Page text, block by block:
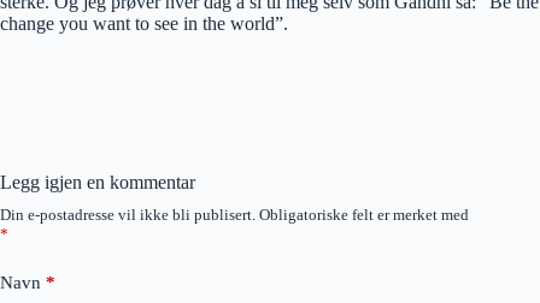
change you want to see in the world”.
Legg igjen en kommentar
Din e-postadresse vil ikke bli publisert. Obligatoriske felt er merket med
*
Navn *